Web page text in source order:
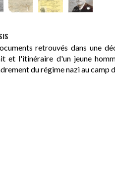
retrouvés dans une
et l'itinéraire d'un jeune
du régime nazi au camp